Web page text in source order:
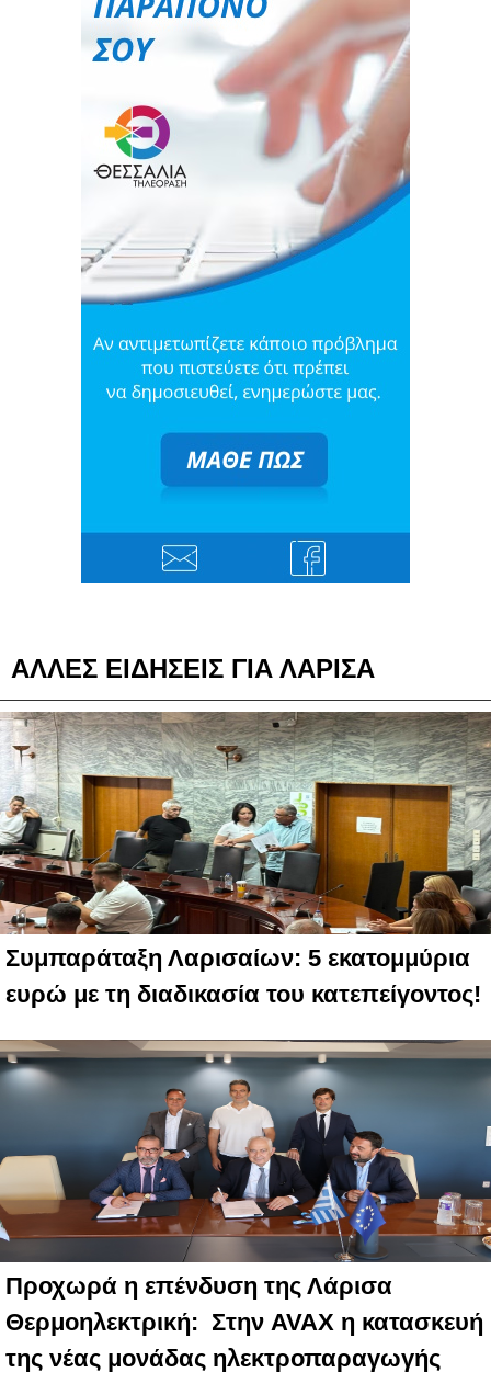
ΑΛΛΕΣ ΕΙΔΗΣΕΙΣ ΓΙΑ ΛΑΡΙΣΑ
Συμπαράταξη Λαρισαίων: 5 εκατομμύρια
ευρώ με τη διαδικασία του κατεπείγοντος!
Προχωρά η επένδυση της Λάρισα
Θερμοηλεκτρική: Στην AVAX η κατασκευή
της νέας μονάδας ηλεκτροπαραγωγής